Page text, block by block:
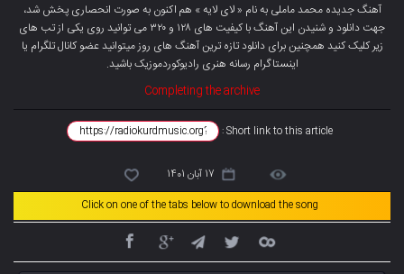
آهنگ جدیده محمد ماملی به نام « لای لایه » هم اکنون به صورت انحصاری پخش شد،
جهت دانلود و شنیدن این آهنگ با کیفیت های ۱۲۸ و ۳۲۰ می توانید روی یکی از تب های
زیر کلیک کنید همچنین برای دانلود تازه ترین آهنگ های روز میتوانید عضو کانال تلگرام یا
اینستاگرام رسانه هنری رادیوکوردموزیک باشید.
Completing the archive
Short link to this article :
17 آبان 1401
Click on one of the tabs below to download the song